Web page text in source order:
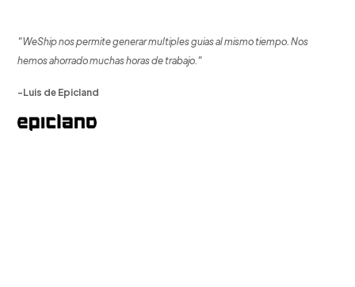
"WeShip nos permite generar multiples guias al mismo tiempo. Nos
hemos ahorrado muchas horas de trabajo."
-Luis de Epicland